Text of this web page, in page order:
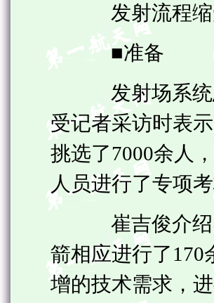
发射流程缩
■准备
发射场系统
受记者采访时表
挑选了7000余人
人员进行了专项
崔吉俊介绍
箭相应进行了170
增的技术需求，